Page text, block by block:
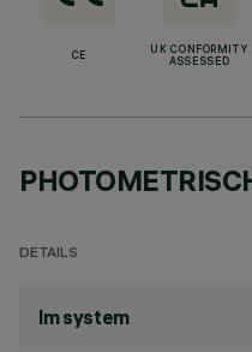
CE
UK CONFORMITY
ASSESSED
DETAILS
lm system